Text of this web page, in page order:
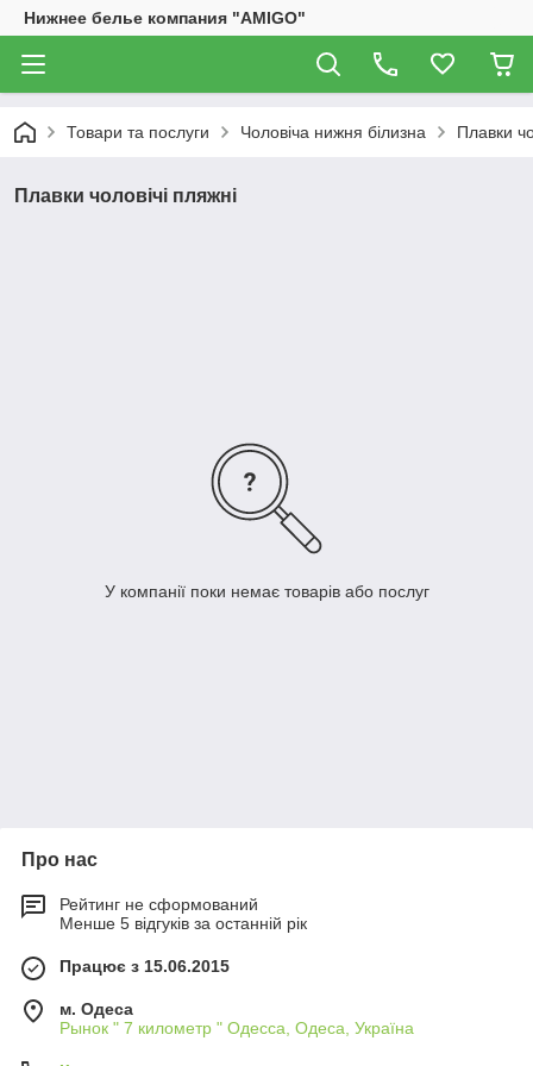
Нижнее белье компания "AMIGO"
Товари та послуги Чоловіча нижня білизна Плавки
Плавки чоловічі пляжні
У компанії поки немає товарів або послуг
Про нас
Рейтинг не сформований
Менше 5 відгуків за останній рік
Працює з 15.06.2015
м. Одеса
Рынок " 7 километр " Одесса, Одеса, Україна